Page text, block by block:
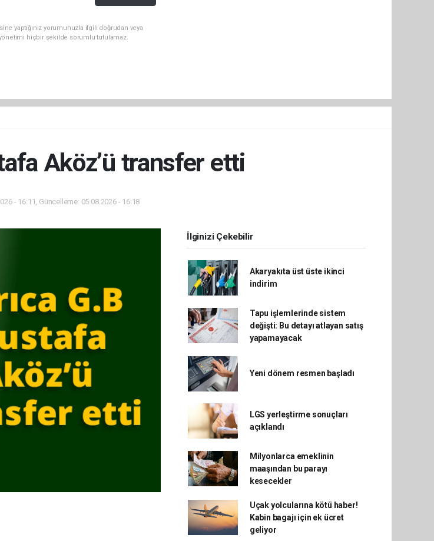
yaptığınız yorumunuzla ilgili doğrudan veya
hiçbir şekilde sorumlu tutulamaz.
Aköz’ü transfer etti
- 16:11, Güncelleme: 05.08.2026 - 16:18
İlginizi Çekebilir
Akaryakıta üst üste ikinci
indirim
Tapu işlemlerinde sistem
değişti: Bu detayı atlayan satış
yapamayacak
Yeni dönem resmen başladı
LGS yerleştirme sonuçları
açıklandı
Milyonlarca emeklinin
maaşından bu parayı
kesecekler
Uçak yolcularına kötü haber!
Kabin bagajı için ek ücret
geliyor